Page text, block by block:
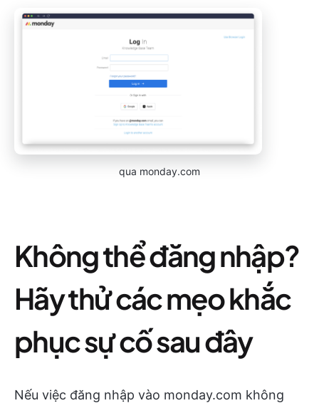
qua monday.com
Không thể đăng nhập?
Hãy thử các mẹo khắc
phục sự cố sau đây
Nếu việc đăng nhập vào monday.com không